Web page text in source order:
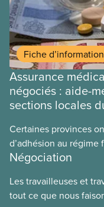
Fiche d’information
Assurance
négociés : aide-
sections locales
Certaines provinces
d’adhésion au régime
médicaments. Les
régime pourrait avoir
sociaux actuels.
Négociation
Les travailleuses et
tout ce que nous